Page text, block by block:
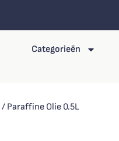
Categorieën
/ Paraffine Olie 0.5L